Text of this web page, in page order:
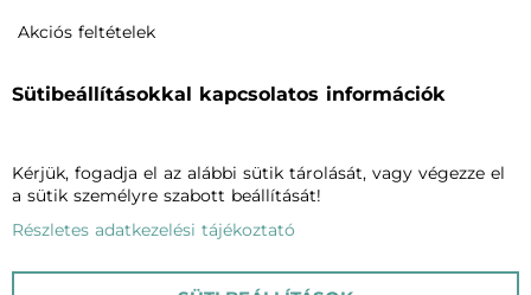
Akciós feltételek
visszaküldés
Arcápolás
Testápolás
Phytomake-up
Vagheggiről
Szalonkereső
Blog
Sütibeállításokkal kapcsolatos információk
Kérjük, fogadja el az alábbi sütik tárolását, vagy végezze el
a sütik személyre szabott beállítását!
Részletes adatkezelési tájékoztató